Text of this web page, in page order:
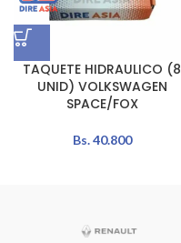
TAQUETE HIDRAULICO (8
UNID) VOLKSWAGEN
SPACE/FOX
Bs.40.800